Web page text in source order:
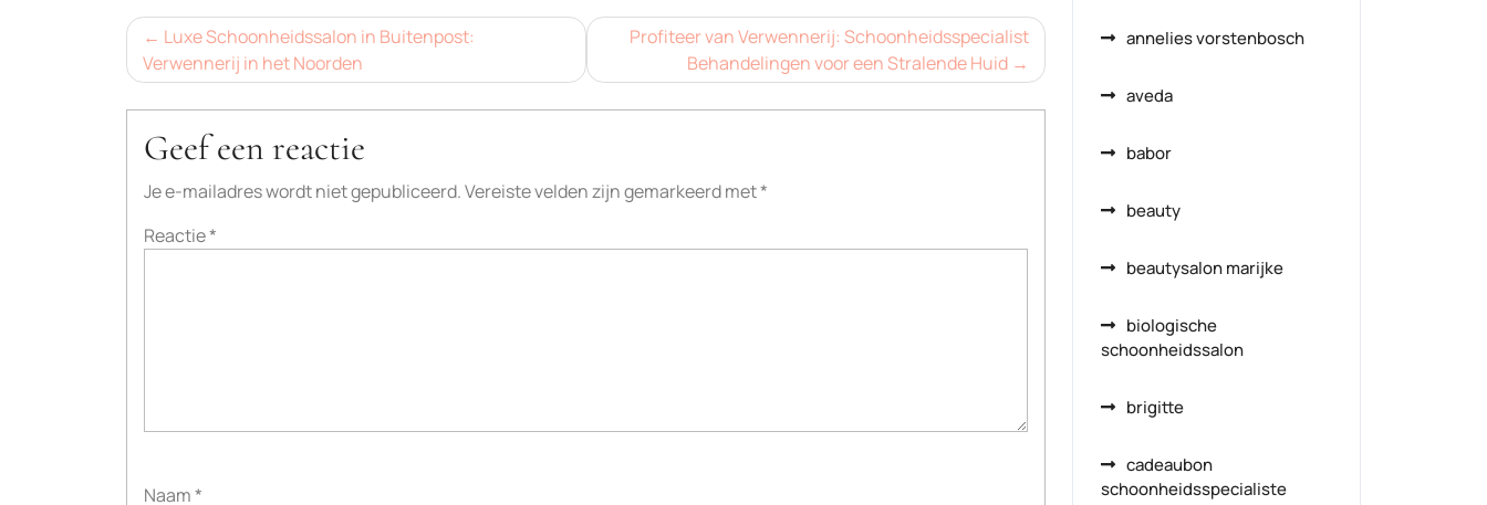
Bericht
navigatie
Luxe Schoonheidssalon in Buitenpost:
Verwennerij in het Noorden
Profiteer van Verwennerij: Schoonheidsspecialist
Behandelingen voor een Stralende Huid
Geef een reactie
Je e-mailadres wordt niet gepubliceerd.Vereiste velden zijn gemarkeerd met*
Reactie*
Naam*
annelies vorstenbosch
aveda
babor
beauty
beautysalon marijke
biologische
schoonheidssalon
brigitte
cadeaubon
schoonheidsspecialiste